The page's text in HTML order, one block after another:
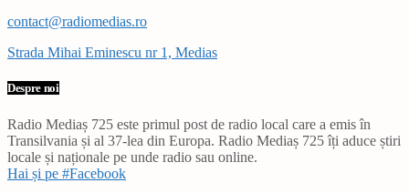
contact@radiomedias.ro
Strada Mihai Eminescu nr 1, Medias
Despre noi
Radio Mediaș 725 este primul post de radio local care a emis în
Transilvania și al 37-lea din Europa. Radio Mediaș 725 îți aduce știri
locale și naționale pe unde radio sau online.
Hai și pe #Facebook